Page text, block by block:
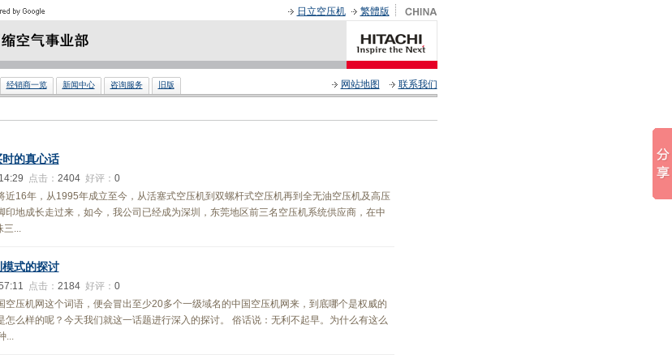
日立空压机 繁體版
网站地图 联系我们
经销商一览 新闻中心 咨询服务 旧版
的真心话
点击： 2404 好评： 0
近16年，从1995年成立至今，从活塞式空压机到双螺杆式空压机再到全无油空压机及高压
印地成长走过来，如今，我公司已经成为深圳，东莞地区前三名空压机系统供应商，在中
三...
式的探讨
点击： 2184 好评： 0
空压机网这个词语，便会冒出至少20多个一级域名的中国空压机网来，到底哪个是权威的
怎么样的呢？今天我们就这一话题进行深入的探讨。 俗话说：无利不起早。为什么有这么
...